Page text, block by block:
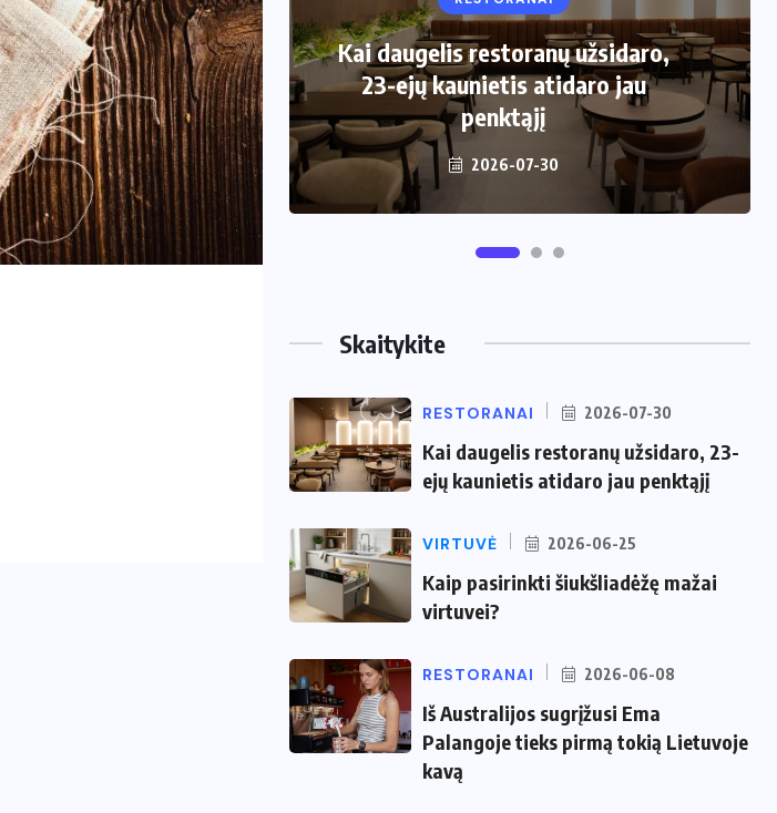
Kai daugelis restoranų užsidaro,
23-ejų kaunietis atidaro jau
penktąjį
2026-07-30
Kaip pasirinkti šiukšliadėžę mažai
virtuvei?
2026-06-25
Skaitykite
RESTORANAI 2026-07-30
Kai daugelis restoranų užsidaro, 23-
ejų kaunietis atidaro jau penktąjį
VIRTUVĖ 2026-06-25
Kaip pasirinkti šiukšliadėžę mažai
virtuvei?
RESTORANAI 2026-06-08
Iš Australijos sugrįžusi Ema
Palangoje tieks pirmą tokią Lietuvoje
kavą